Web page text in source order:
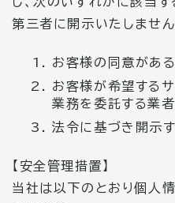
第三者に開示いたしません
お客様の同意があ
お客様が希望する
業務を委託する業
法令に基づき開示
【安全管理措置】
当社は以下のとおり個人